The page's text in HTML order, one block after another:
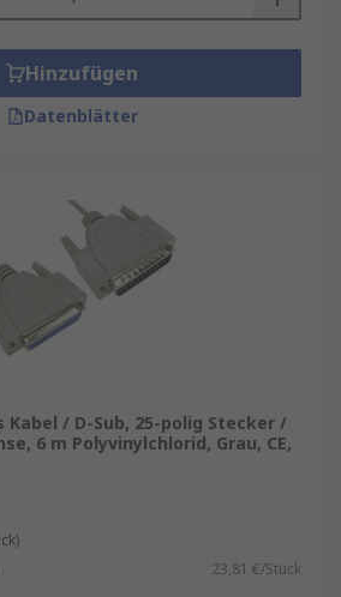
Hinzufügen
Datenblätter
Kabel / D-Sub, 25-polig Stecker /
6 m Polyvinylchlorid, Grau, CE,
23,81 €/Stück